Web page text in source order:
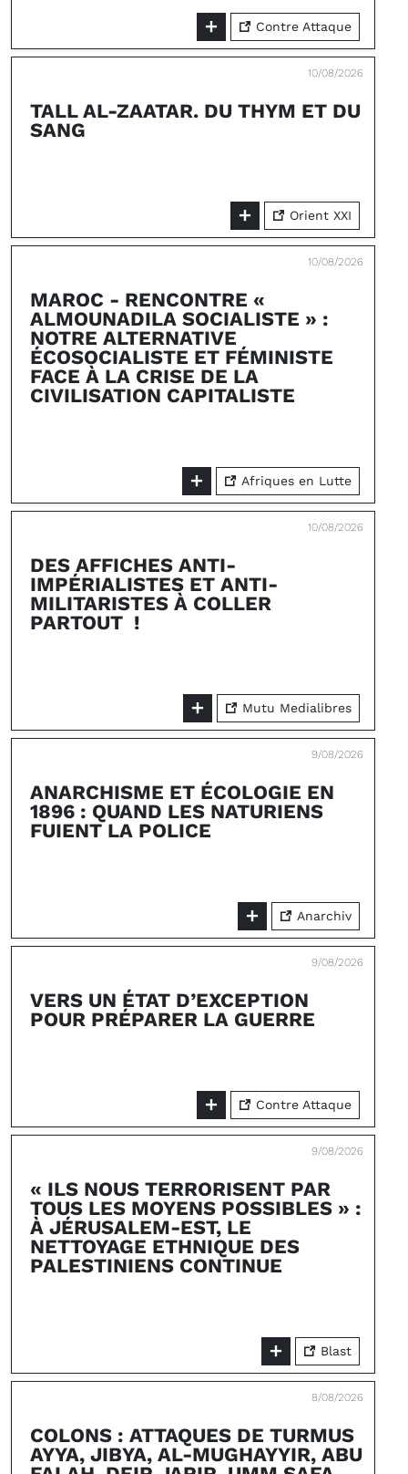
Contre Attaque
10/08/2026
TALL AL-ZAATAR. DU THYM ET DU
SANG
Orient XXI
10/08/2026
MAROC - RENCONTRE «
ALMOUNADILA SOCIALISTE » :
NOTRE ALTERNATIVE
ÉCOSOCIALISTE ET FÉMINISTE
FACE À LA CRISE DE LA
CIVILISATION CAPITALISTE
Afriques en Lutte
10/08/2026
DES AFFICHES ANTI-
IMPÉRIALISTES ET ANTI-
MILITARISTES À COLLER
PARTOUT !
Mutu Medialibres
9/08/2026
ANARCHISME ET ÉCOLOGIE EN
1896 : QUAND LES NATURIENS
FUIENT LA POLICE
Anarchiv
9/08/2026
VERS UN ÉTAT D’EXCEPTION
POUR PRÉPARER LA GUERRE
Contre Attaque
9/08/2026
« ILS NOUS TERRORISENT PAR
TOUS LES MOYENS POSSIBLES » :
À JÉRUSALEM-EST, LE
NETTOYAGE ETHNIQUE DES
PALESTINIENS CONTINUE
Blast
8/08/2026
COLONS : ATTAQUES DE TURMUS
AYYA, JIBYA, AL-MUGHAYYIR, ABU